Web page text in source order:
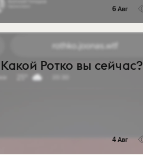
6 Авг
Какой Ротко вы сейчас?
4 Авг